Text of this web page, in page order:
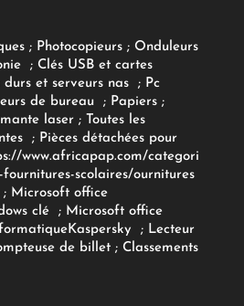
; Photocopieurs; Onduleurs
; Clés USB et cartes
durs et serveurs nas ; Pc
de bureau ; Papiers;
laser; Toutes les
; Pièces détachées pour
www.africapap.com/categori
scolaires/ournitures
; Microsoft office
clé; Microsoft office
Kaspersky ; Lecteur
de billet; Classements